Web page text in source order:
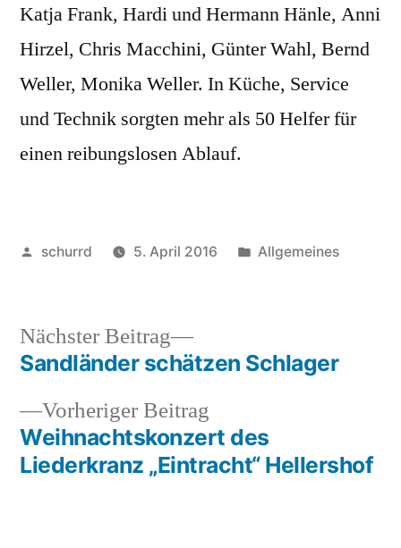
Katja Frank, Hardi und Hermann Hänle, Anni
Hirzel, Chris Macchini, Günter Wahl, Bernd
Weller, Monika Weller. In Küche, Service
und Technik sorgten mehr als 50 Helfer für
einen reibungslosen Ablauf.
Veröffentlicht
schurrd 5. April 2016
Veröffentlicht
Allgemeines
Beitragsnavigation
Vorheriger Beitrag
Beitrag:
Weihnachtskonzert des
Liederkranz „Eintracht“ Hellershof
Nächster Beitrag
Nächster
Beitrag:
Sandländer schätzen Schlager